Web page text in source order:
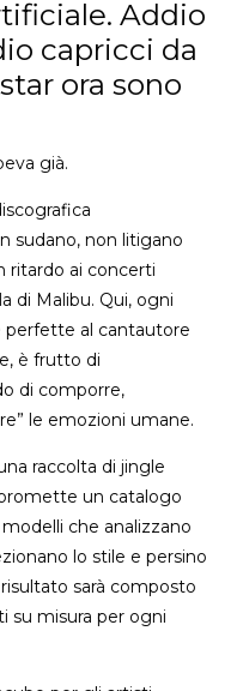
Addio
capricci da
ora sono
già.
sudano, non litigano
ritardo ai concerti
di Malibu. Qui, ogni
perfette al cantautore
è frutto di
di comporre,
le emozioni umane.
raccolta di jingle
un catalogo
che analizzano
lo stile e persino
sarà composto
su misura per ogni